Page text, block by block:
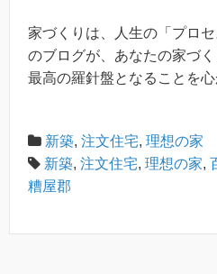
家づくりは、人生の「プロ
のブログが、あなたの家づ
最高の羅針盤となることを心
新築, 注文住宅, 理想の家
新築, 注文住宅, 理想の家,
糟屋郡